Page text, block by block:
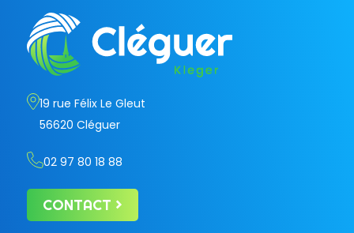
19 rue Félix Le Gleut
56620 Cléguer
02 97 80 18 88
CONTACT